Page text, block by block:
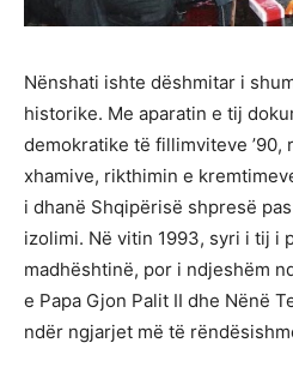
Nënshati ishte dëshmitar i
historike. Me aparatin e tij
demokratike të fillimviteve ’90,
xhamive, rikthimin e
i dhanë Shqipërisë shpresë
izolimi. Në vitin 1993, syri i tij i
madhështinë, por i ndjeshëm
e Papa Gjon Palit II dhe Nënë
ndër ngjarjet më të